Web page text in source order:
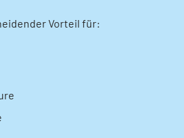
Vorteil für: